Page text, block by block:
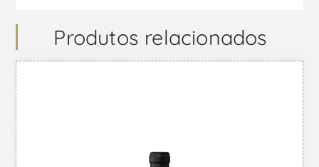
Produtos relacionados